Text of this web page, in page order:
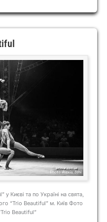
Києві та по Україні на свята,
“Trio Beautiful” м. Київ Фото
Beautiful”